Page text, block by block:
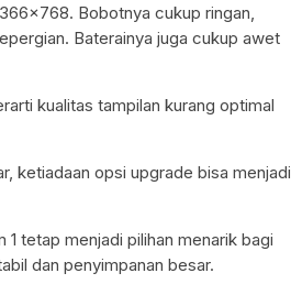
Bobotnya cukup ringan,
Baterainya juga cukup awet
kualitas tampilan kurang optimal
ketiadaan opsi upgrade bisa menjadi
tetap menjadi pilihan menarik bagi
dan penyimpanan besar.